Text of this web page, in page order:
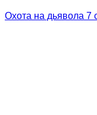
Охота на дьявола 7